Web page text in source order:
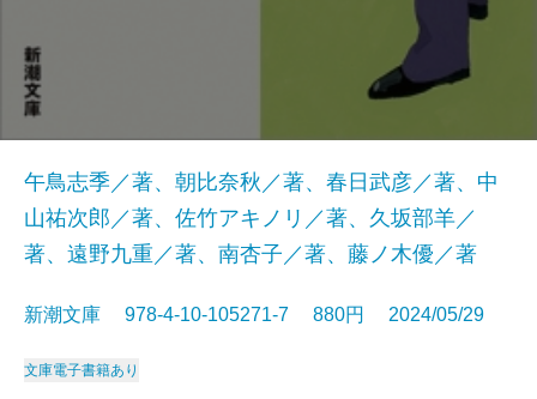
午鳥志季／著、朝比奈秋／著、春日武彦／著、中
山祐次郎／著、佐竹アキノリ／著、久坂部羊／
著、遠野九重／著、南杏子／著、藤ノ木優／著
新潮文庫 978-4-10-105271-7 880円 2024/05/29
文庫電子書籍あり